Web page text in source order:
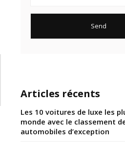
Articles récents
Les 10 voitures de luxe les
monde avec le classement
automobiles d’exception